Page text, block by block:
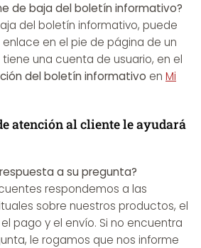
de baja del boletín informativo?
del boletín informativo, puede
en el pie de página de un
una cuenta de usuario, en el
del boletín informativo en Mi
atención al cliente le ayudará
a su pregunta?
respondemos a las
sobre nuestros productos, el
pago y el envío. Si no encuentra
le rogamos que nos informe